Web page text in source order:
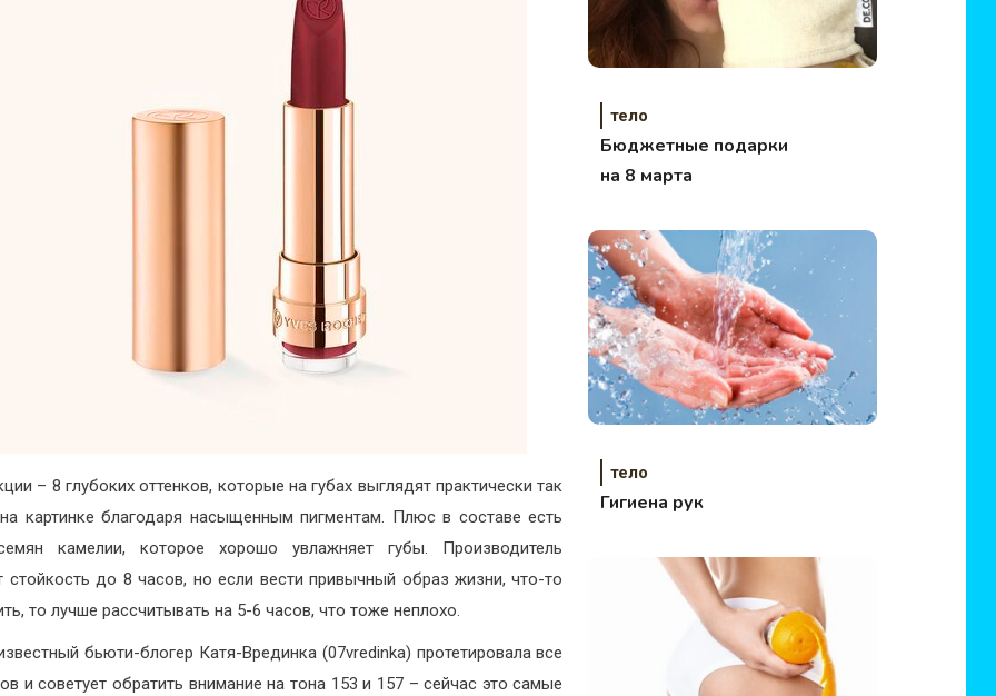
– 8 глубоких оттенков, которые на губах выглядят практически так
картинке благодаря насыщенным пигментам. Плюс в составе есть
камелии, которое хорошо увлажняет губы. Производитель
стойкость до 8 часов, но если вести привычный образ жизни, что-то
то лучше рассчитывать на 5-6 часов, что тоже неплохо.
бьюти-блогер Катя-Врединка (07vredinka) протетировала все
и советует обратить внимание на тона 153 и 157 – сейчас это самые
тело
Бюджетные подарки
на 8 марта
тело
Гигиена рук